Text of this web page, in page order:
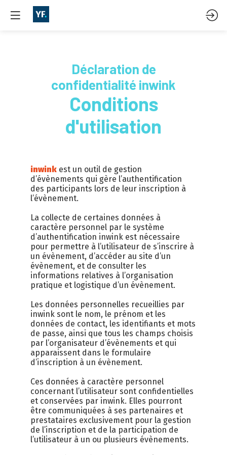
Déclaration de
confidentialité inwink
Conditions
d'utilisation
inwink est un outil de gestion
d’évènements qui gère l’authentification
des participants lors de leur inscription à
l’évènement.
La collecte de certaines données à
caractère personnel par le système
d’authentification inwink est nécessaire
pour permettre à l’utilisateur de s’inscrire à
un évènement, d’accéder au site d’un
évènement, et de consulter les
informations relatives à l’organisation
pratique et logistique d’un évènement.
Les données personnelles recueillies par
inwink sont le nom, le prénom et les
données de contact, les identifiants et mots
de passe, ainsi que tous les champs choisis
par l’organisateur d’évènements et qui
apparaissent dans le formulaire
d’inscription à un évènement.
Ces données à caractère personnel
concernant l’utilisateur sont confidentielles
et conservées par inwink. Elles pourront
être communiquées à ses partenaires et
prestataires exclusivement pour la gestion
de l’inscription et de la participation de
l’utilisateur à un ou plusieurs évènements.